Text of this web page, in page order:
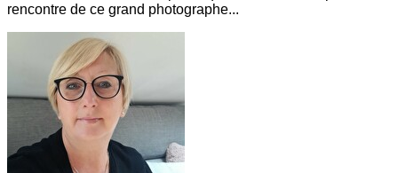
rencontre de ce grand photographe...